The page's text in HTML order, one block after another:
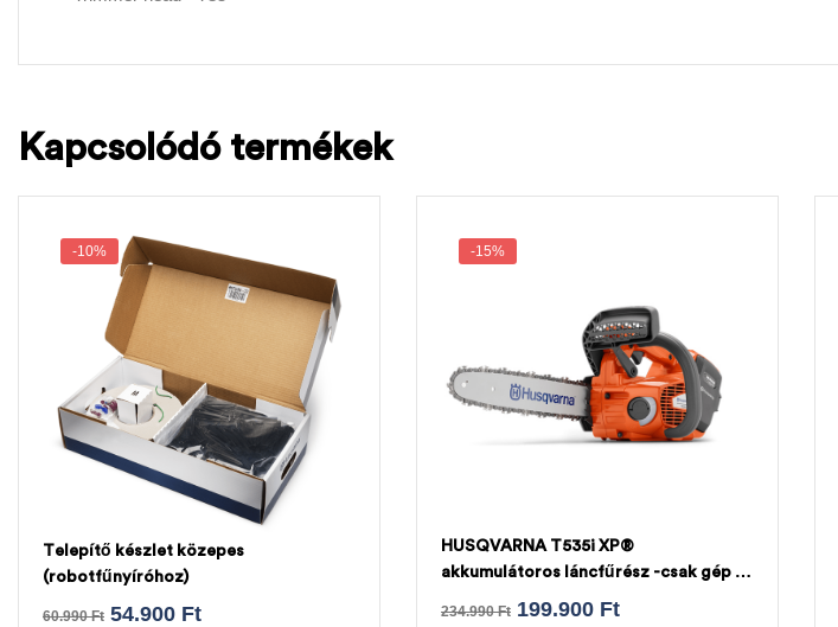
Kapcsolódó termékek
-10%
Telepítő készlet közepes
(robotfűnyíróhoz)
60.990Ft 54.900 Ft
-15%
HUSQVARNA T535i XP®
akkumulátoros láncfűrész -csak gép +
AJÁNDÉK HUSQVARNA LÁNC
234.990Ft 199.900 Ft